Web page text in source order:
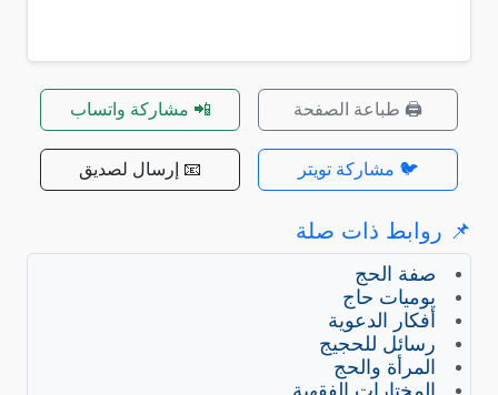
🖨️ طباعة الصفحة 📲 مشاركة واتساب
🐦 مشاركة تويتر 📧 إرسال لصديق
📌 روابط ذات صلة
صفة الحج
يوميات حاج
أفكار الدعوية
رسائل للحجيج
المرأة والحج